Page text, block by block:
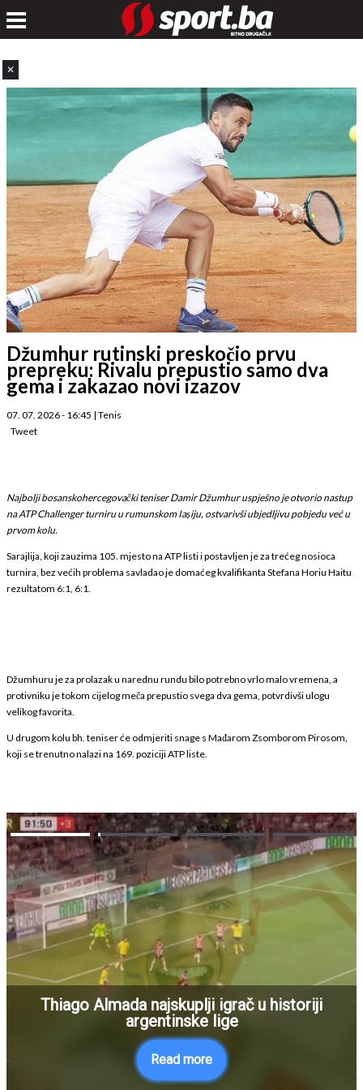
✕
Džumhur rutinski preskočio prvu
prepreku: Rivalu prepustio samo dva
gema i zakazao novi izazov
07. 07. 2026 - 16:45 | Tenis
Tweet
Najbolji bosanskohercegovački teniser Damir Džumhur uspješno je otvorio nastup
na ATP Challenger turniru u rumunskom Iașiju, ostvarivši ubjedljivu pobjedu već u
prvom kolu.
Sarajlija, koji zauzima 105. mjesto na ATP listi i postavljen je za trećeg nosioca
turnira, bez većih problema savladao je domaćeg kvalifikanta Stefana Horiu Haitu
rezultatom 6:1, 6:1.
Džumhuru je za prolazak u narednu rundu bilo potrebno vrlo malo vremena, a
protivniku je tokom cijelog meča prepustio svega dva gema, potvrdivši ulogu
velikog favorita.
U drugom kolu bh. teniser će odmjeriti snage s Mađarom Zsomborom Pirosom,
koji se trenutno nalazi na 169. poziciji ATP liste.
Thiago Almada najskuplji igrač u historiji
argentinske lige
Read more